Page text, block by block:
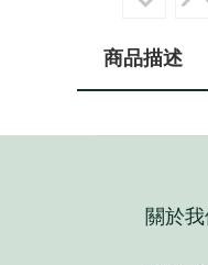
商品描述
關於